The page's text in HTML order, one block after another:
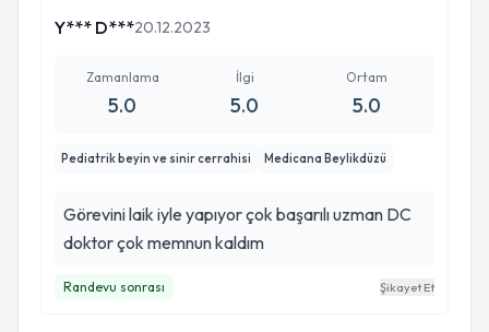
Y*** D***20.12.2023
Zamanlama
5.0
İlgi
5.0
Ortam
5.0
Pediatrik beyin ve sinir cerrahisi Medicana Beylikdüzü
Görevini laik iyle yapıyor çok başarılı uzman DC
doktor çok memnun kaldım
Randevu sonrası Şikayet Et